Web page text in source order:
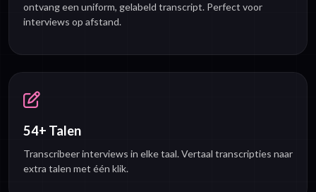
ontvang een uniform, gelabeld transcript. Perfect voor
interviews op afstand.
54+ Talen
Transcribeer interviews in elke taal. Vertaal transcripties naar
extra talen met één klik.